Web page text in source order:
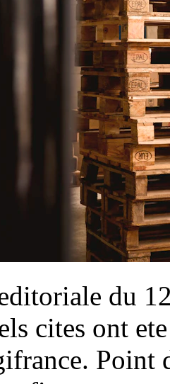
du
cites ont
Point